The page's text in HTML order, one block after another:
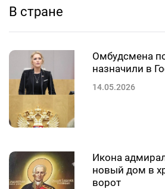
В стране
Омбудсмена
назначили в
14.05.2026
Икона
новый дом в
ворот